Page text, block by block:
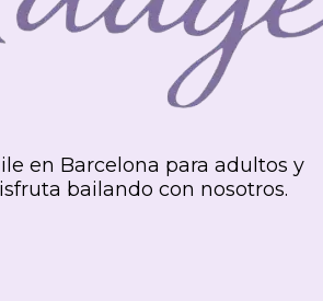
en Barcelona para adultos y
bailando con nosotros.